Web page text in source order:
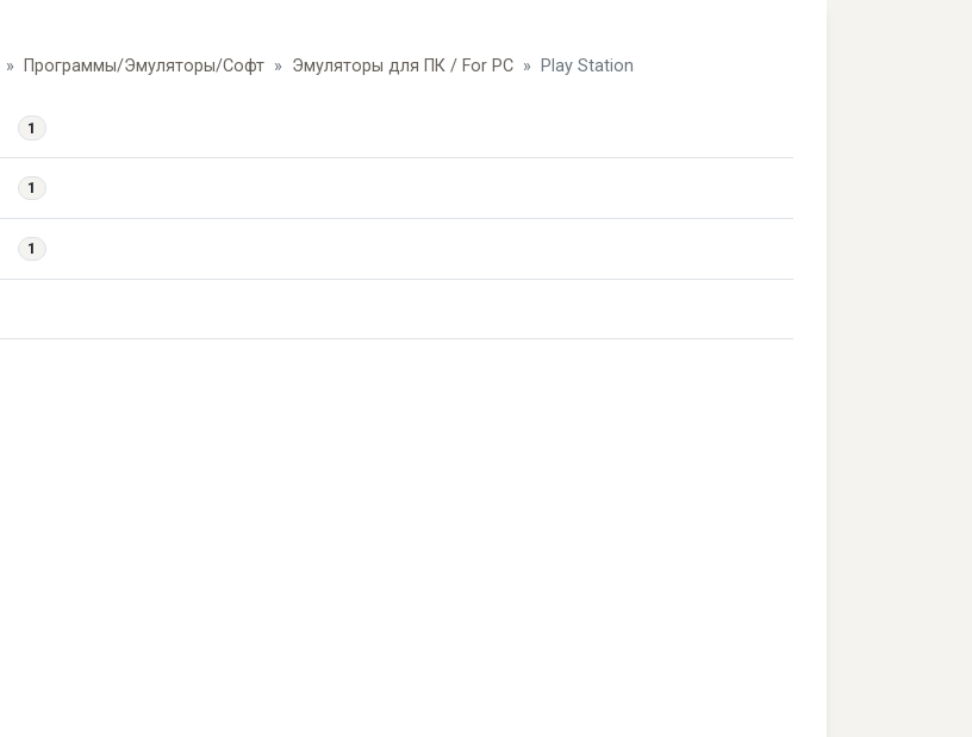
Программы/Эмуляторы/Софт Эмуляторы для ПК / For PC Play Station
1
1
1